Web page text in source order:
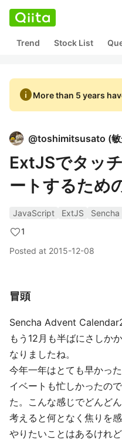
Trend Stock List
infoMore than 5 years
@toshimitsusato (
ExtJSでタッ
ートするため
JavaScript ExtJS
Sencha
1
Posted at 2015-12-08
冒頭
Sencha Advent
もう12月も半ばにさしか
なりましたね。
今年一年はとても早かっ
イベートも忙しかったの
た。こんな感じでどんど
考えると何となく焦りを感
やりたいことはあるけれ